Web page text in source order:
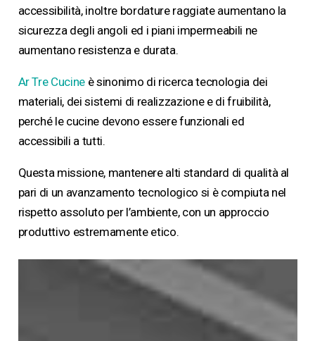
accessibilità, inoltre bordature raggiate aumentano la
sicurezza degli angoli ed i piani impermeabili ne
aumentano resistenza e durata.
Ar Tre Cucine è sinonimo di ricerca tecnologia dei
materiali, dei sistemi di realizzazione e di fruibilità,
perché le cucine devono essere funzionali ed
accessibili a tutti.
Questa missione, mantenere alti standard di qualità al
pari di un avanzamento tecnologico si è compiuta nel
rispetto assoluto per l’ambiente, con un approccio
produttivo estremamente etico.